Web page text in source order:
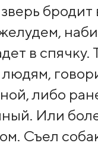
бродит
в спячку.
либо
Или
Съел